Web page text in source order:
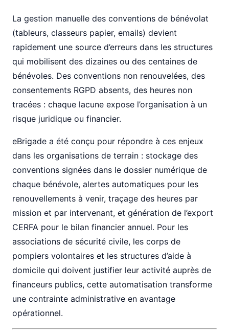
La gestion manuelle des conventions de bénévolat
(tableurs, classeurs papier, emails) devient
rapidement une source d’erreurs dans les structures
qui mobilisent des dizaines ou des centaines de
bénévoles. Des conventions non renouvelées, des
consentements RGPD absents, des heures non
tracées : chaque lacune expose l’organisation à un
risque juridique ou financier.
eBrigade a été conçu pour répondre à ces enjeux
dans les organisations de terrain : stockage des
conventions signées dans le dossier numérique de
chaque bénévole, alertes automatiques pour les
renouvellements à venir, traçage des heures par
mission et par intervenant, et génération de l’export
CERFA pour le bilan financier annuel. Pour les
associations de sécurité civile, les corps de
pompiers volontaires et les structures d’aide à
domicile qui doivent justifier leur activité auprès de
financeurs publics, cette automatisation transforme
une contrainte administrative en avantage
opérationnel.